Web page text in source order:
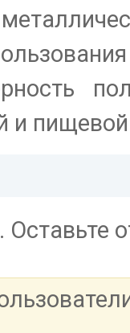
и
Оставьте